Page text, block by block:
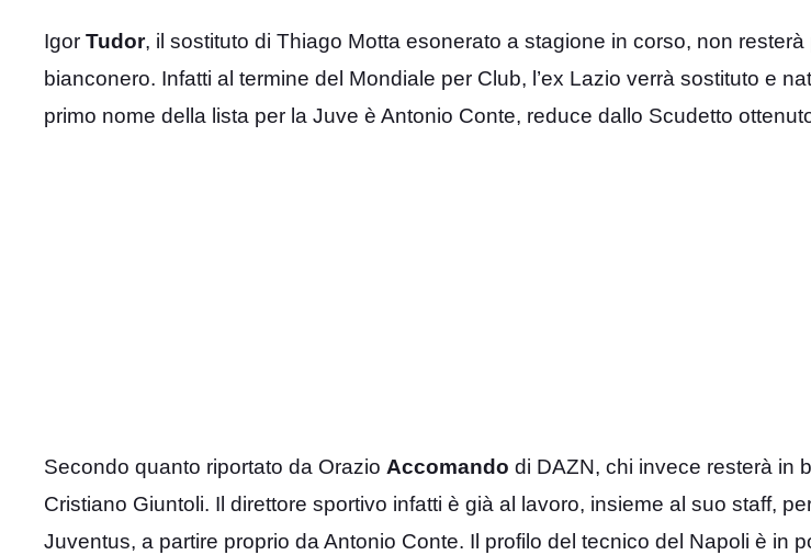
Igor Tudor, il sostituto di Thiago Motta esonerato a stagione in corso, non resterà
bianconero. Infatti al termine del Mondiale per Club, l’ex Lazio verrà sostituto e
primo nome della lista per la Juve è Antonio Conte, reduce dallo Scudetto
Secondo quanto riportato da Orazio Accomando di DAZN, chi invece resterà in
Cristiano Giuntoli. Il direttore sportivo infatti è già al lavoro, insieme al suo staff,
Juventus, a partire proprio da Antonio Conte. Il profilo del tecnico del Napoli è in